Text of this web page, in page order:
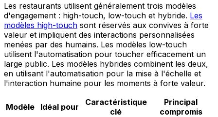
Les restaurants utilisent généralement trois modèles
d'engagement : high-touch, low-touch et hybride. Les
modèles high-touch sont réservés aux convives à forte
valeur et impliquent des interactions personnalisées
menées par des humains. Les modèles low-touch
utilisent l'automatisation pour toucher efficacement un
large public. Les modèles hybrides combinent les deux,
en utilisant l'automatisation pour la mise à l'échelle et
l'interaction humaine pour les moments à forte valeur.
Modèle Idéal pour
Caractéristique
clé
Principal
compromis